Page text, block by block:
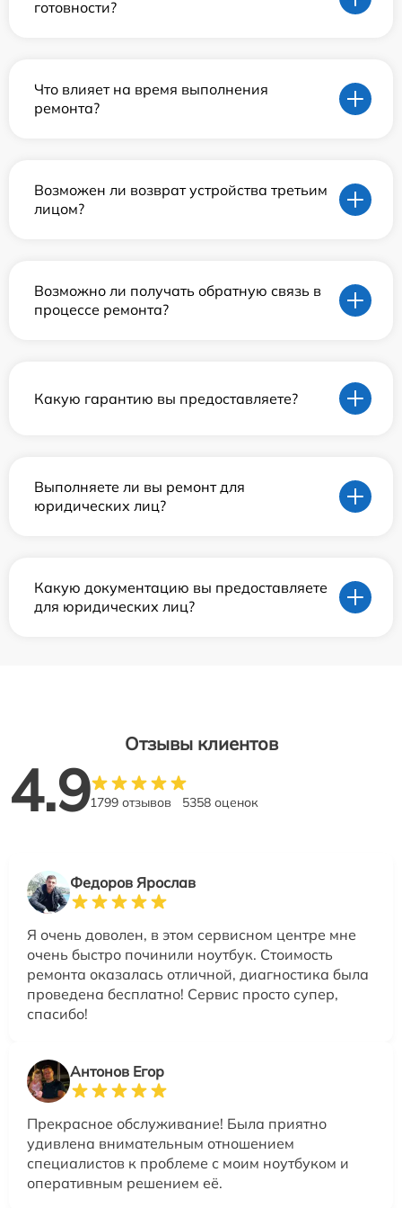
готовности?
Что влияет на время выполнения
ремонта?
Возможен ли возврат устройства третьим
лицом?
Возможно ли получать обратную связь в
процессе ремонта?
Какую гарантию вы предоставляете?
Выполняете ли вы ремонт для
юридических лиц?
Какую документацию вы предоставляете
для юридических лиц?
Отзывы клиентов
4.91799 отзывов 5358 оценок
Федоров Ярослав
Я очень доволен, в этом сервисном центре мне
очень быстро починили ноутбук. Стоимость
ремонта оказалась отличной, диагностика была
проведена бесплатно! Сервис просто супер,
спасибо!
Антонов Егор
Прекрасное обслуживание! Была приятно
удивлена внимательным отношением
специалистов к проблеме с моим ноутбуком и
оперативным решением её.